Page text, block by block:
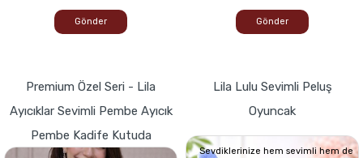
Gönder Gönder
Premium Özel Seri - Lila
Ayıcıklar Sevimli Pembe Ayıcık
Pembe Kadife Kutuda
Lila Lulu Sevimli Peluş
Oyuncak
Sevdiklerinize hem sevimli hem de